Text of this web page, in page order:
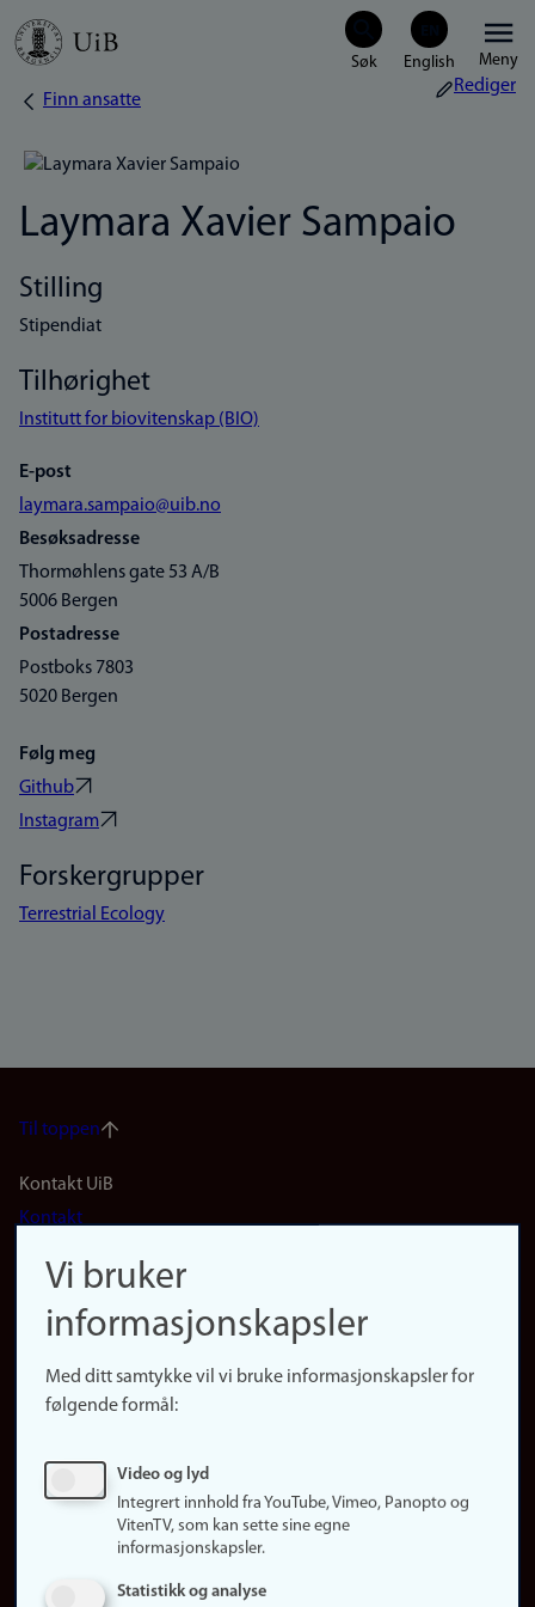
Hopp
Meny
Navigasjonssti
Finn ansatte
Rediger
Laymara Xavier Sampaio
Stilling
Stipendiat
Tilhørighet
Institutt for biovitenskap (BIO)
E-post
laymara.sampaio@uib.no
Besøksadresse
Thormøhlens gate 53 A/B
5006 Bergen
Postadresse
Postboks 7803
5020 Bergen
Følg meg
Github
Instagram
Forskergrupper
Terrestrial Ecology
Til toppen
Footer
(no)
Kontakt UiB
Kontakt
Finn forsker
Presse
Finn studier
Ledige stillinger
Vi bruker
informasjonskapsler
Med ditt samtykke vil vi bruke informasjonskapsler for
følgende formål:
Video og lyd
Integrert innhold fra YouTube, Vimeo, Panopto og
VitenTV, som kan sette sine egne
informasjonskapsler.
Statistikk og analyse